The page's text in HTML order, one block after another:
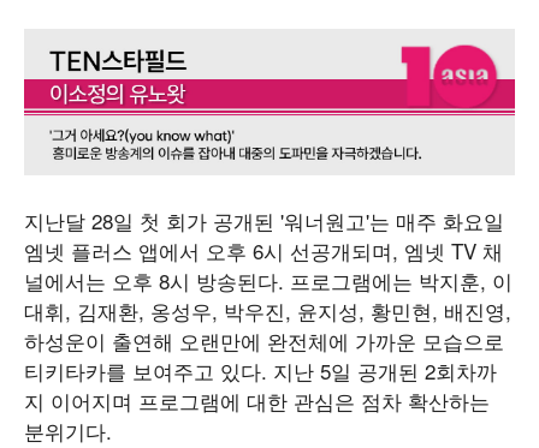
지난달 28일 첫 회가 공개된 '워너원고'는 매주 화요일
엠넷 플러스 앱에서 오후 6시 선공개되며, 엠넷 TV 채
널에서는 오후 8시 방송된다. 프로그램에는 박지훈, 이
대휘, 김재환, 옹성우, 박우진, 윤지성, 황민현, 배진영,
하성운이 출연해 오랜만에 완전체에 가까운 모습으로
티키타카를 보여주고 있다. 지난 5일 공개된 2회차까
지 이어지며 프로그램에 대한 관심은 점차 확산하는
분위기다.